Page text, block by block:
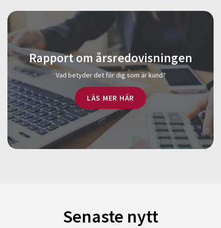
Rapport om årsredovisningen
Vad betyder det för dig som är kund?
LÄS MER HÄR
Senaste nytt